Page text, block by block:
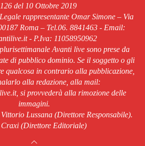
del 10 Ottobre 2019
rappresentante Omar Simone – Via
Roma – Tel.06. 8841463 - Email:
- P.Iva: 11058950962
Avanti live sono prese da
di pubblico dominio. Se il soggetto o gli
qualcosa in contrario alla pubblicazione,
alla redazione, alla mail:
si provvederà alla rimozione delle
immagini.
Lussana (Direttore Responsabile).
Craxi (Direttore Editoriale)